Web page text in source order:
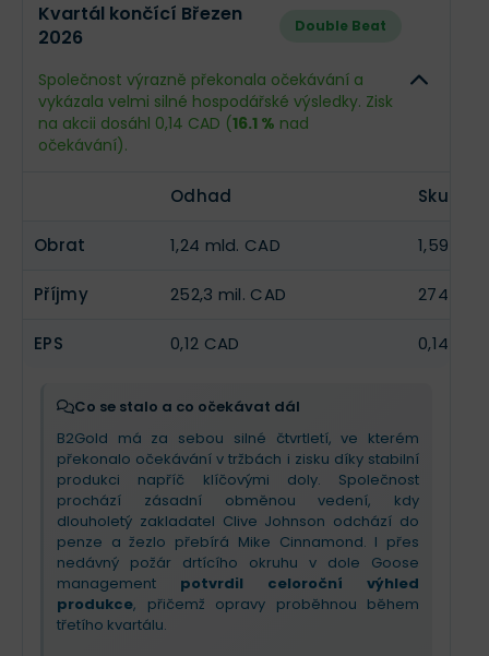
Obrat
Příjmy 155,1 mil. CAD
EPS
Kvartál končící Březen
2026
Double Beat
Společnost výrazně překonala očekávání a
vykázala velmi silné hospodářské výsledky. Zisk
na akcii dosáhl 0,14 CAD (16.1 % nad
očekávání).
Odhad
Obrat 1,24 mld. CAD 1,59
Příjmy 252,3 mil. CAD 274 mil.
EPS 0,12 CAD 0,14 CAD
Co se stalo a co očekávat dál
B2Gold má za sebou silné čtvrtletí, ve kterém
překonalo očekávání v tržbách i zisku díky stabilní
produkci napříč klíčovými doly. Společnost
prochází zásadní obměnou vedení, kdy
dlouholetý zakladatel Clive Johnson odchází do
penze a žezlo přebírá Mike Cinnamond. I přes
nedávný požár drtícího okruhu v dole Goose
management potvrdil celoroční výhled
produkce, přičemž opravy proběhnou během
třetího kvartálu.